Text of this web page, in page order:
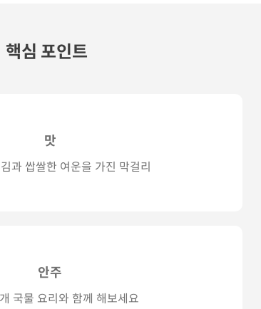
핵심 포인트
맛
과 쌉쌀한 여운을 가진 막걸리
안주
국물 요리와 함께 해보세요